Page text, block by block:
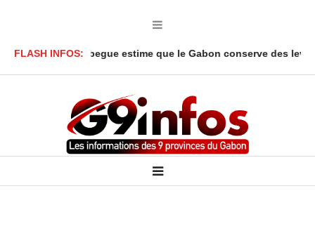
FLASH INFOS:
Y’Obegue estime que le Gabon conserve des leviers